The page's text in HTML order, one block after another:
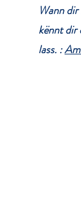
Wann
kënnt dir
lass. :